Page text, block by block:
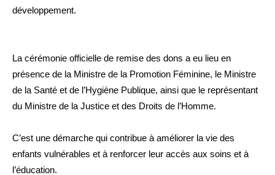
développement.
La cérémonie officielle de remise des dons a eu lieu en
présence de la Ministre de la Promotion Féminine, le Ministre
de la Santé et de l’Hygiène Publique, ainsi que le représentant
du Ministre de la Justice et des Droits de l’Homme.
C’est une démarche qui contribue à améliorer la vie des
enfants vulnérables et à renforcer leur accès aux soins et à
l’éducation.